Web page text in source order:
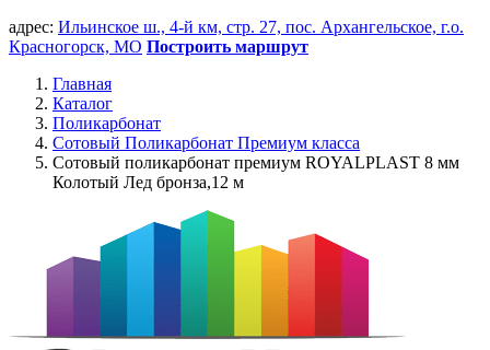
адрес: Ильинское ш., 4-й км, стр. 27, пос. Архангельское, г.о.
Красногорск, МО Построить маршрут
Главная
Каталог
Поликарбонат
Сотовый Поликарбонат Премиум класса
Сотовый поликарбонат премиум ROYALPLAST 8 мм
Колотый Лед бронза,12 м